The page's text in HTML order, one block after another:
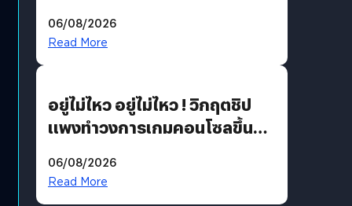
แนวทางปรับตัวสู่เศรษฐกิจสี
06/08/2026
Read More
อยู่ไม่ไหว อยู่ไม่ไหว ! วิกฤตชิป
แพงทำวงการเกมคอนโซลขึ้น
?
06/08/2026
Read More